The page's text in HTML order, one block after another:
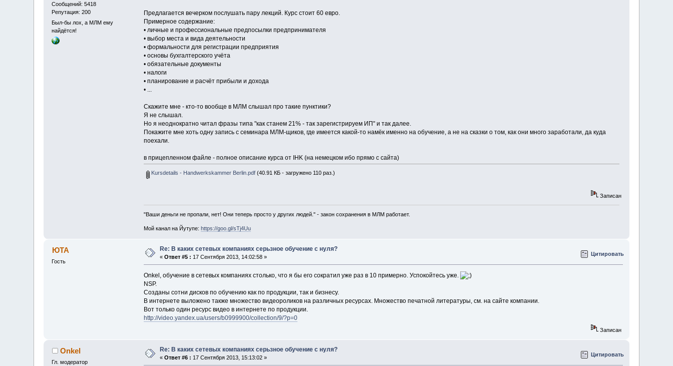
Сообщений: 5418
Репутация: 200
Был-бы лох, а МЛМ ему
найдётся!
Предлагается вечерком послушать пару лекций. Курс стоит 60 евро.
Примерное содержание:
• личные и профессиональные предпосылки предпринимателя
• выбор места и вида деятельности
• формальности для регистрации предприятия
• основы бухгалтерского учёта
• обязательные документы
• налоги
• планирование и расчёт прибыли и дохода
• ...
Скажите мне - кто-то вообще в МЛМ слышал про такие пунктики?
Я не слышал.
Но я неоднократно читал фразы типа "как станем 21% - так зарегистрируем ИП" и так далее.
Покажите мне хоть одну запись с семинара МЛМ-щиков, где имеется какой-то намёк именно на обучение, а не на сказки о том, как они много заработали, да куда
поехали.
в прицепленном файле - полное описание курса от IHK (на немецком ибо прямо с сайта)
Kursdetails - Handwerkskammer Berlin.pdf (40.91 КБ - загружено 110 раз.)
Записан
"Ваши деньги не пропали, нет! Они теперь просто у других людей." - закон сохранения в МЛМ работает.
Мой канал на Йутупе: https://goo.gl/sTj4Uu
ЮТА
Гость
Re: В каких сетевых компаниях серьзное обучение с нуля?
«Ответ #5 : 17 Сентября 2013, 14:02:58 » Цитировать
Onkel, обучение в сетевых компаниях столько, что я бы его сократил уже раз в 10 примерно. Успокойтесь уже.
NSP.
Созданы сотни дисков по обучению как по продукции, так и бизнесу.
В интернете выложено также множество видеороликов на различных ресурсах. Множество печатной литературы, см. на сайте компании.
Вот только один ресурс видео в интернете по продукции.
http://video.yandex.ua/users/b0999900/collection/9/?p=0
Записан
Onkel
Гл. модератор
Re: В каких сетевых компаниях серьзное обучение с нуля?
«Ответ #6 : 17 Сентября 2013, 15:13:02 » Цитировать